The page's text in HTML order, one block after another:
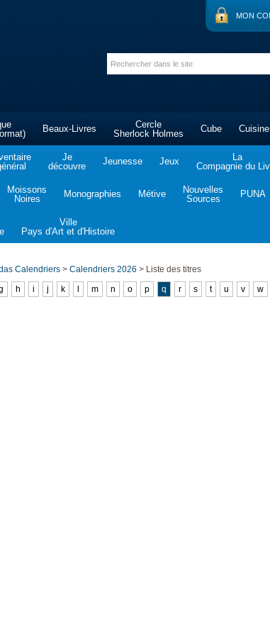
MON
Beaux-Livres
Cercle
Sherlock Holmes
Cube Cuisine
Je
découvre
Jeunesse Jeux
La
Compagnie du
Moissons
Noires
Monographies Métive
Nouvelles
Sources
PUNA
Ville
Pays d'Art et d'Histoire
Calendriers > Calendriers 2026 > Liste des titres
h i j k m n o p q r s t u v w